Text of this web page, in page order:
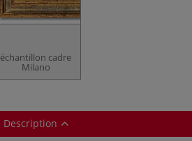
échantillon cadre
Milano
Description